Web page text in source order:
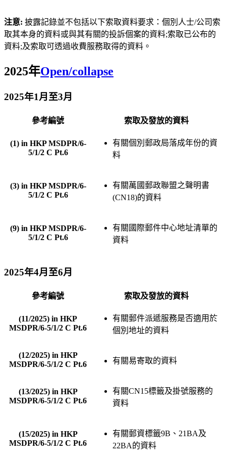
注意: 披露記錄並不包括以下索取資料要求：個別人士/公司索
取其本身的資料或與其有關的投訴個案的資料;索取已公布的
資料;及索取可透過收費服務取得的資料。
2025年Open/collapse
2025年1月至3月
參考編號 索取及發放的資料
(1) in HKP MSDPR/6-
5/1/2 C Pt.6
有關個別郵政局落成年份的資
料
(3) in HKP MSDPR/6-
5/1/2 C Pt.6
有關萬國郵政聯盟之聲明書
(CN18)的資料
(9) in HKP MSDPR/6-
5/1/2 C Pt.6
有關國際郵件中心地址清單的
資料
2025年4月至6月
參考編號 索取及發放的資料
(11/2025) in HKP
MSDPR/6-5/1/2 C Pt.6
有關郵件派遞服務是否適用於
個別地址的資料
(12/2025) in HKP
MSDPR/6-5/1/2 C Pt.6
有關易寄取的資料
(13/2025) in HKP
MSDPR/6-5/1/2 C Pt.6
有關CN15標籤及掛號服務的
資料
(15/2025) in HKP
MSDPR/6-5/1/2 C Pt.6
有關郵資標籤9B、21BA及
22BA的資料